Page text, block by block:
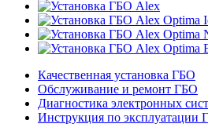
Качественная установка ГБО
Обслуживание и ремонт ГБО
Диагностика электронных
Инструкция по эксплуатации